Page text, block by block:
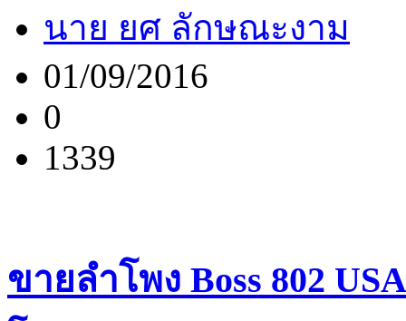
นาย ยศ ลักษณะงาม
01/09/2016
0
1339
ขายลำโพง Boss 802